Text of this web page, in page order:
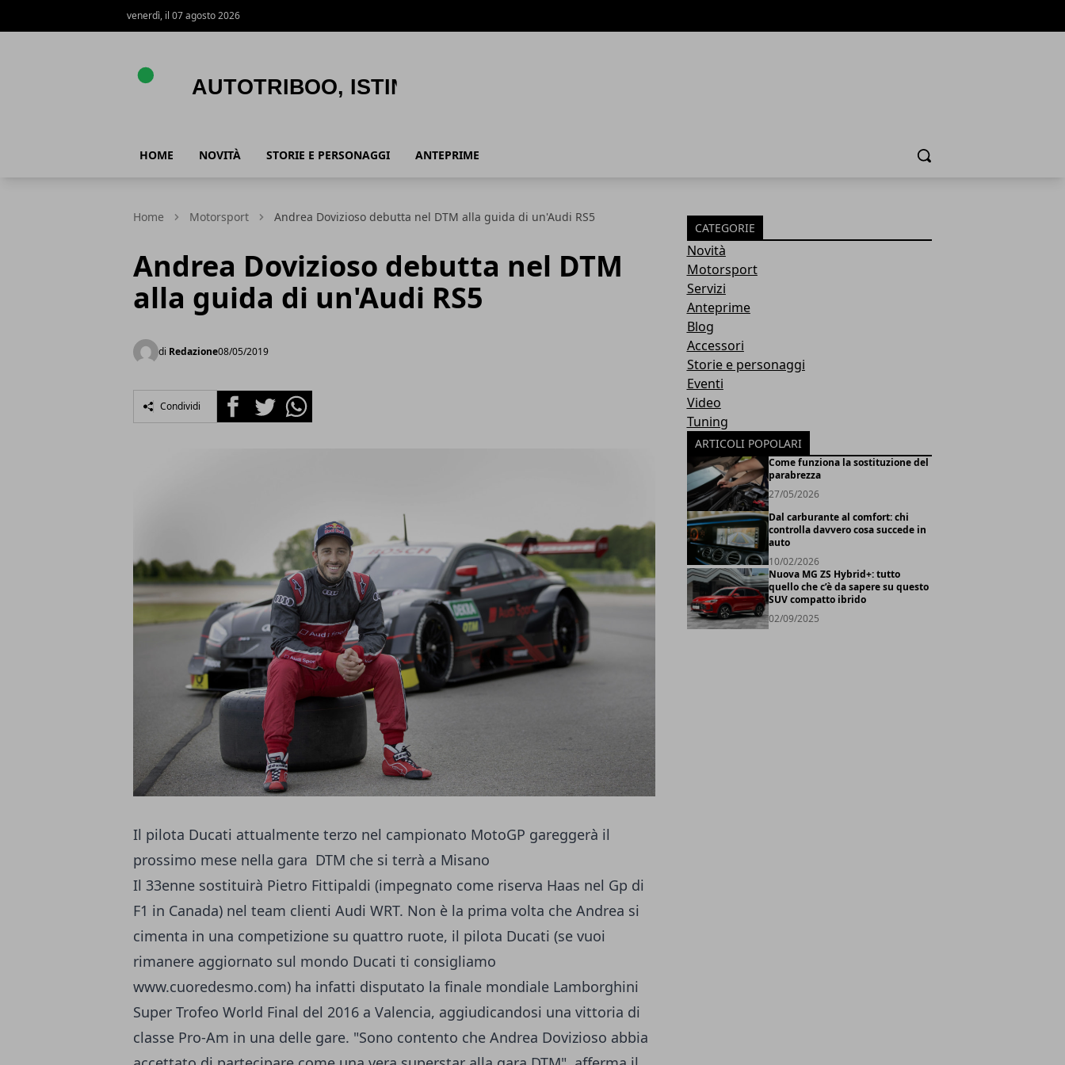
venerdì, il 07 agosto 2026
HOME NOVITÀ STORIE E PERSONAGGI ANTEPRIME Cerca
Home Motorsport Andrea Dovizioso debutta nel DTM alla guida di un'Audi RS5
Andrea Dovizioso debutta nel DTM
alla guida di un'Audi RS5
di Redazione08/05/2019
Condividi FacebookTwitterWhatsapp
Il pilota Ducati attualmente terzo nel campionato MotoGP gareggerà il
prossimo mese nella gara DTM che si terrà a Misano
Il 33enne sostituirà Pietro Fittipaldi (impegnato come riserva Haas nel Gp di
F1 in Canada) nel team clienti Audi WRT. Non è la prima volta che Andrea si
cimenta in una competizione su quattro ruote, il pilota Ducati (se vuoi
rimanere aggiornato sul mondo Ducati ti consigliamo
www.cuoredesmo.com) ha infatti disputato la finale mondiale Lamborghini
Super Trofeo World Final del 2016 a Valencia, aggiudicandosi una vittoria di
classe Pro-Am in una delle gare. "Sono contento che Andrea Dovizioso abbia
CATEGORIE
Novità
Motorsport
Servizi
Anteprime
Blog
Accessori
Storie e personaggi
Eventi
Video
Tuning
ARTICOLI POPOLARI
Come funziona la sostituzione del
parabrezza
27/05/2026
Dal carburante al comfort: chi
controlla davvero cosa succede in
auto
10/02/2026
Nuova MG ZS Hybrid+: tutto
quello che c’è da sapere su questo
SUV compatto ibrido
02/09/2025